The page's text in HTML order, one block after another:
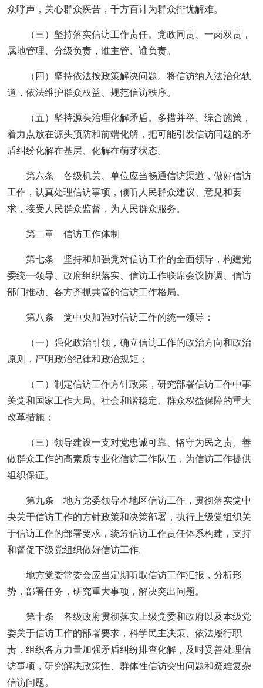
众呼声，关心群众疾苦，千方百计为群众排忧解难。
（三）坚持落实信访工作责任。党政同责、一岗双责，
属地管理、分级负责，谁主管、谁负责。
（四）坚持依法按政策解决问题。将信访纳入法治化轨
道，依法维护群众权益、规范信访秩序。
（五）坚持源头治理化解矛盾。多措并举、综合施策，
着力点放在源头预防和前端化解，把可能引发信访问题的矛
盾纠纷化解在基层、化解在萌芽状态。
第六条 各级机关、单位应当畅通信访渠道，做好信访
工作，认真处理信访事项，倾听人民群众建议、意见和要
求，接受人民群众监督，为人民群众服务。
第二章 信访工作体制
第七条 坚持和加强党对信访工作的全面领导，构建党
委统一领导、政府组织落实、信访工作联席会议协调、信访
部门推动、各方齐抓共管的信访工作格局。
第八条 党中央加强对信访工作的统一领导：
（一）强化政治引领，确立信访工作的政治方向和政治
原则，严明政治纪律和政治规矩；
（二）制定信访工作方针政策，研究部署信访工作中事
关党和国家工作大局、社会和谐稳定、群众权益保障的重大
改革措施；
（三）领导建设一支对党忠诚可靠、恪守为民之责、善
做群众工作的高素质专业化信访工作队伍，为信访工作提供
组织保证。
第九条 地方党委领导本地区信访工作，贯彻落实党中
央关于信访工作的方针政策和决策部署，执行上级党组织关
于信访工作的部署要求，统筹信访工作责任体系构建，支持
和督促下级党组织做好信访工作。
地方党委常委会应当定期听取信访工作汇报，分析形
势，部署任务，研究重大事项，解决突出问题。
第十条 各级政府贯彻落实上级党委和政府以及本级党
委关于信访工作的部署要求，科学民主决策、依法履行职
责，组织各方力量加强矛盾纠纷排查化解，及时妥善处理信
访事项，研究解决政策性、群体性信访突出问题和疑难复杂
信访问题。